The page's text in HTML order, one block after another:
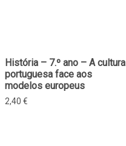
História – 7.º ano – A cultura
portuguesa face aos
modelos europeus
2,40 €